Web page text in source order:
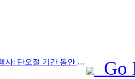
Prev:메이투안 여행사: 단오절 기간 동안 각 지방의 고급 호텔 예약이 활발히 이뤄지고 있으며, 아이를 동반한 가족이 주요 고객으로 떠오르고 있다.
Go